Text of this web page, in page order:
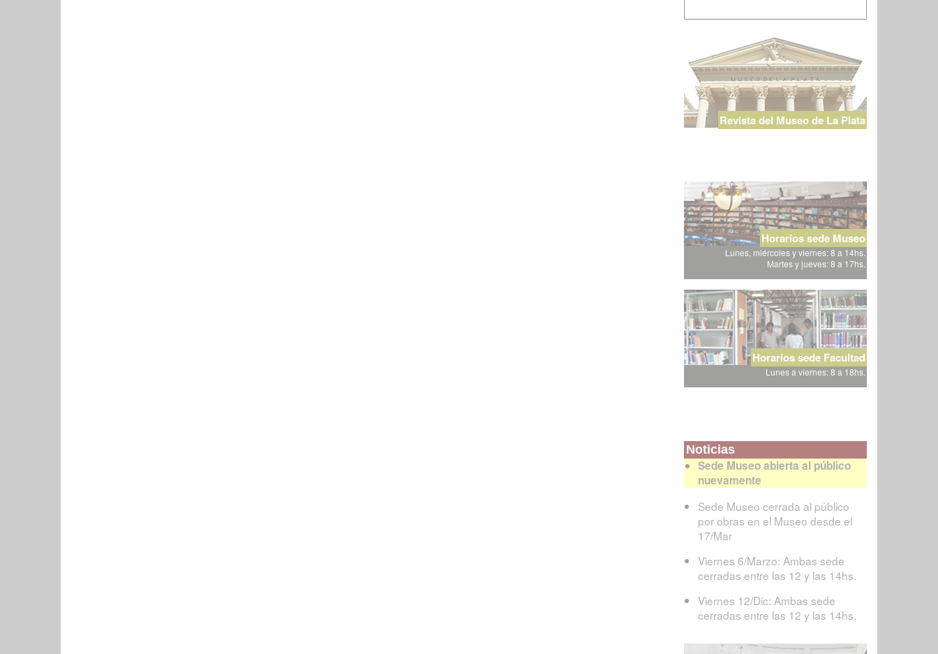
Revista del Museo de La Plata
Horarios sede Museo
Lunes, miércoles y viernes: 8 a 14hs.
Martes y jueves: 8 a 17hs.
Horarios sede Facultad
Lunes a viernes: 8 a 18hs.
Noticias
Sede Museo abierta al público
nuevamente
Sede Museo cerrada al público
por obras en el Museo desde el
17/Mar
Viernes 6/Marzo: Ambas sede
cerradas entre las 12 y las 14hs.
Viernes 12/Dic: Ambas sede
cerradas entre las 12 y las 14hs.